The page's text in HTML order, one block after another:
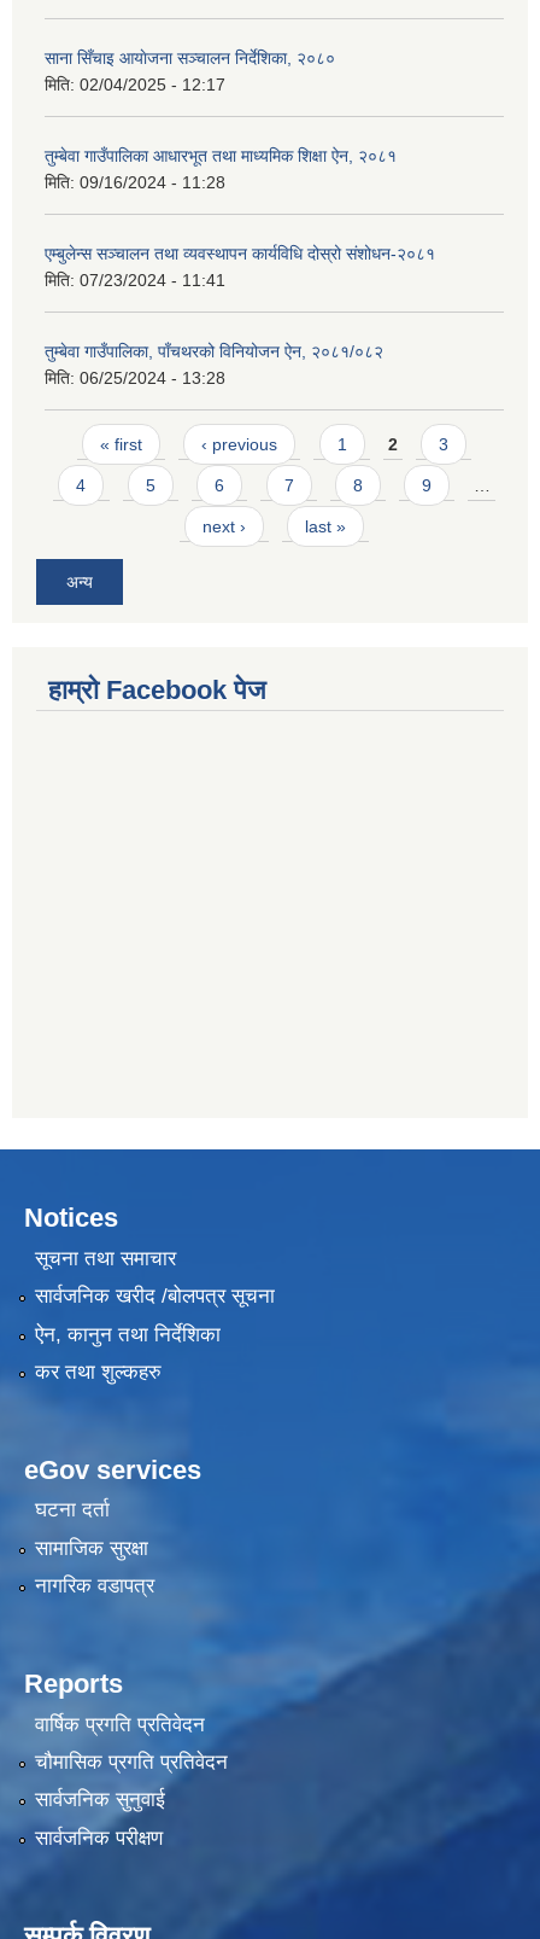
साना सिँचाइ आयाेजना सञ्चालन निर्देशिका, २०८०
मिति: 02/04/2025 - 12:17
तुम्बेवा गाउँपालिका आधारभूत तथा माध्यमिक शिक्षा ऐन, २०८१
मिति: 09/16/2024 - 11:28
एम्बुलेन्स सञ्चालन तथा व्यवस्थापन कार्यविधि दोस्रो संशोधन-२०८१
मिति: 07/23/2024 - 11:41
तुम्बेवा गाउँपालिका, पाँचथरको विनियोजन ऐन, २०८१/०८२
मिति: 06/25/2024 - 13:28
Pages
« first ‹ previous 1 2 3
4 5 6 7 8 9
next › last »
अन्य
हाम्राे Facebook पेज
Notices
सूचना तथा समाचार
सार्वजनिक खरीद /बोलपत्र सूचना
ऐन, कानुन तथा निर्देशिका
कर तथा शुल्कहरु
eGov services
घटना दर्ता
सामाजिक सुरक्षा
नागरिक वडापत्र
Reports
वार्षिक प्रगति प्रतिवेदन
चौमासिक प्रगति प्रतिवेदन
सार्वजनिक सुनुवाई
सार्वजनिक परीक्षण